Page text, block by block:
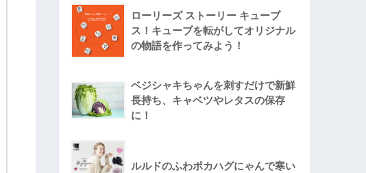
ローリーズ ストーリー キューブ
ス！キューブを転がしてオリジナル
の物語を作ってみよう！
ベジシャキちゃんを刺すだけで新鮮
長持ち、キャベツやレタスの保存
に！
ルルドのふわポカハグにゃんで寒い